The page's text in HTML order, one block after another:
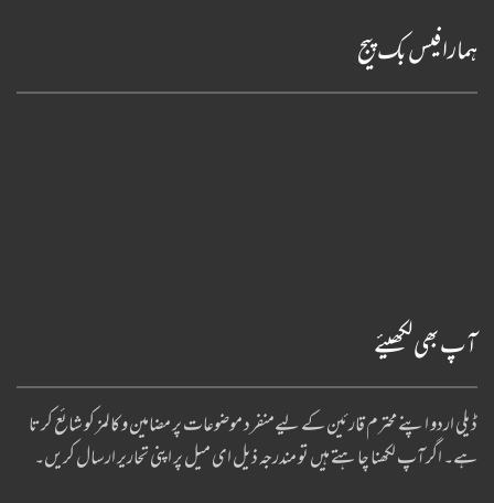
ہمارا فیس بک پیج
آپ بھی لکھیئے
ڈیلی اردو اپنے محترم قارئین کے لیےمنفرد موضوعات پر مضامین و کالمز کو شائع کرتا
ہے۔ اگر آپ لکھنا چا ہتے ہیں تو مندرجہ ذیل ای میل پر اپنی تحاریر ارسال کریں۔